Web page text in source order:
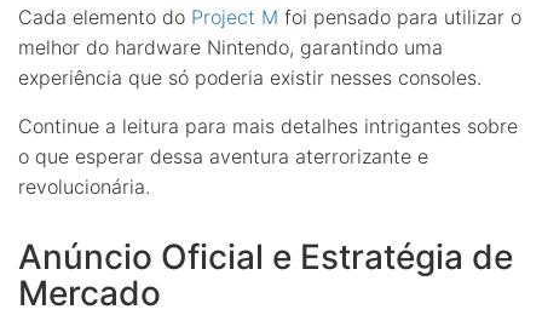
Cada elemento do Project M foi pensado para utilizar o
melhor do hardware Nintendo, garantindo uma
experiência que só poderia existir nesses consoles.
Continue a leitura para mais detalhes intrigantes sobre
o que esperar dessa aventura aterrorizante e
revolucionária.
Anúncio Oficial e Estratégia de
Mercado